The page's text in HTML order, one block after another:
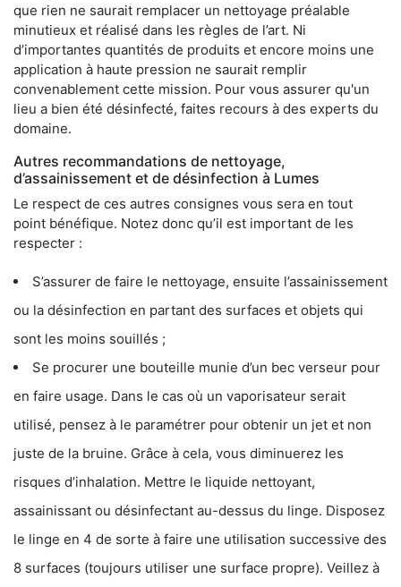
que rien ne saurait remplacer un nettoyage préalable
minutieux et réalisé dans les règles de l’art. Ni
d’importantes quantités de produits et encore moins une
application à haute pression ne saurait remplir
convenablement cette mission. Pour vous assurer qu'un
lieu a bien été désinfecté, faites recours à des experts du
domaine.
Autres recommandations de nettoyage,
d’assainissement et de désinfection à Lumes
Le respect de ces autres consignes vous sera en tout
point bénéfique. Notez donc qu’il est important de les
respecter :
S’assurer de faire le nettoyage, ensuite l’assainissement
ou la désinfection en partant des surfaces et objets qui
sont les moins souillés ;
Se procurer une bouteille munie d’un bec verseur pour
en faire usage. Dans le cas où un vaporisateur serait
utilisé, pensez à le paramétrer pour obtenir un jet et non
juste de la bruine. Grâce à cela, vous diminuerez les
risques d’inhalation. Mettre le liquide nettoyant,
assainissant ou désinfectant au-dessus du linge. Disposez
le linge en 4 de sorte à faire une utilisation successive des
8 surfaces (toujours utiliser une surface propre). Veillez à